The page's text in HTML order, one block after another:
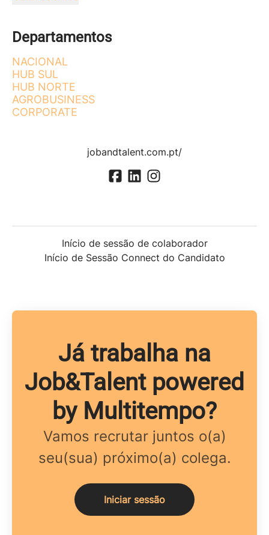
Departamentos
NACIONAL
HUB SUL
HUB NORTE
AGROBUSINESS
CORPORATE
jobandtalent.com.pt/
Início de sessão de colaborador
Início de Sessão Connect do Candidato
Já trabalha na
Job&Talent powered
by Multitempo?
Vamos recrutar juntos o(a)
seu(sua) próximo(a) colega.
Iniciar sessão